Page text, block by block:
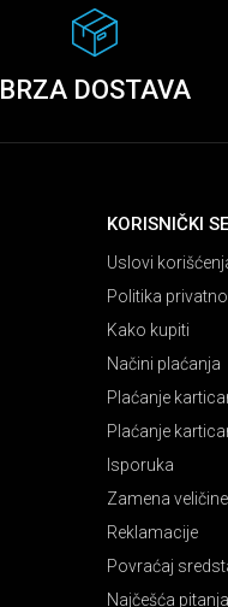
BRZA DOSTAVA
KORISNIČKI
Uslovi
Politika
Kako kupiti
Načini plaćanja
Plaćanje
Plaćanje
Isporuka
Zamena
Reklamacije
Povraćaj
Najčešća pitanja